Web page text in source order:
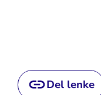
Del lenke